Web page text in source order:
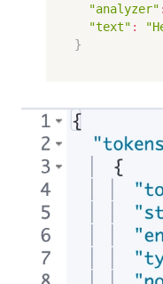
"analyzer" :
"text" :
}